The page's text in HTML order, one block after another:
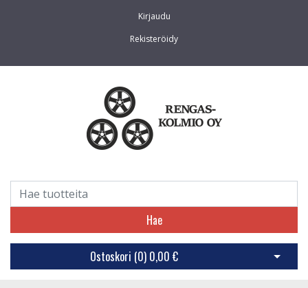
Kirjaudu
Rekisteröidy
Hae
Ostoskori (0) 0,00 € Avaa